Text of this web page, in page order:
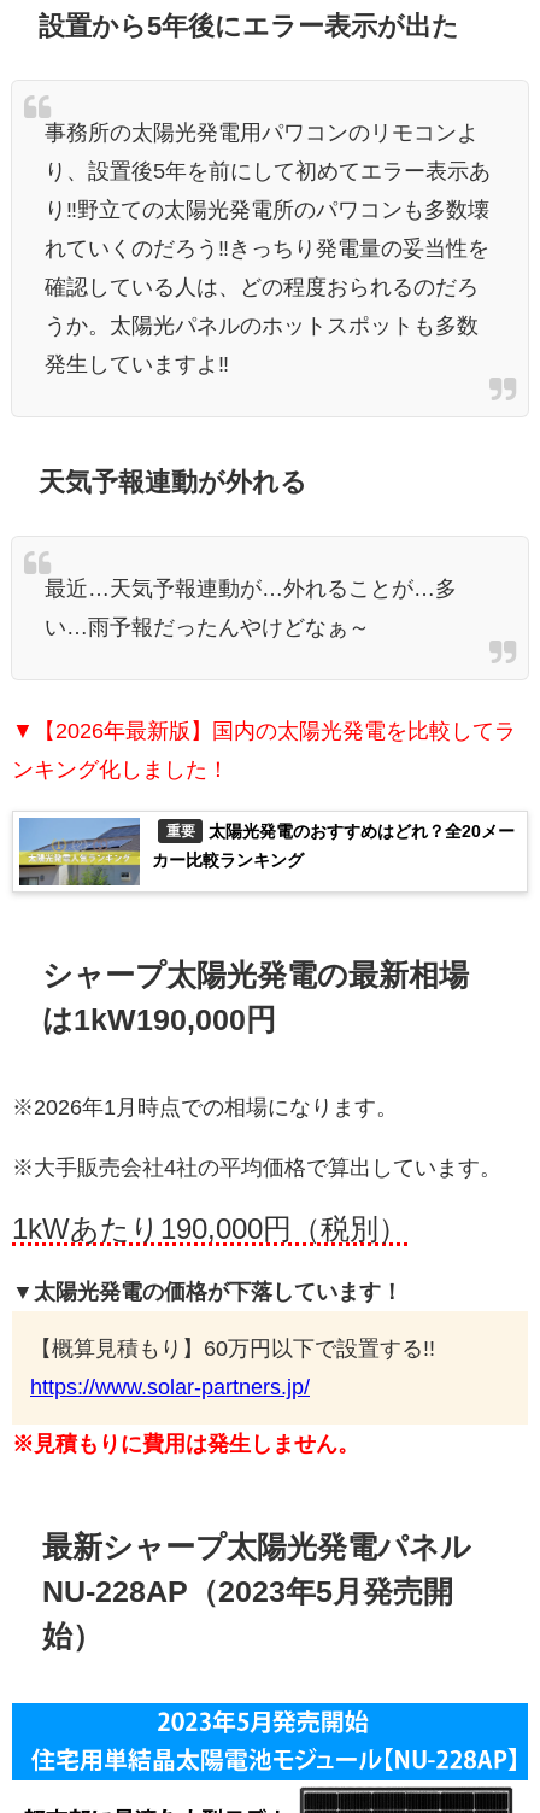
設置から5年後にエラー表示が出た
事務所の太陽光発電用パワコンのリモコンよ
り、設置後5年を前にして初めてエラー表示あ
り‼️野立ての太陽光発電所のパワコンも多数壊
れていくのだろう‼️きっちり発電量の妥当性を
確認している人は、どの程度おられるのだろ
うか。太陽光パネルのホットスポットも多数
発生していますよ‼️
天気予報連動が外れる
最近…天気予報連動が…外れることが…多
い…雨予報だったんやけどなぁ～
▼【2026年最新版】国内の太陽光発電を比較してラ
ンキング化しました！
重要
太陽光発電のおすすめはどれ？全20メー
カー比較ランキング
シャープ太陽光発電の最新相場
は1kW190,000円
※2026年1月時点での相場になります。
※大手販売会社4社の平均価格で算出しています。
1kWあたり190,000円（税別）
▼太陽光発電の価格が下落しています！
【概算見積もり】60万円以下で設置する!!
https://www.solar-partners.jp/
※見積もりに費用は発生しません。
最新シャープ太陽光発電パネル
NU-228AP（2023年5月発売開
始）